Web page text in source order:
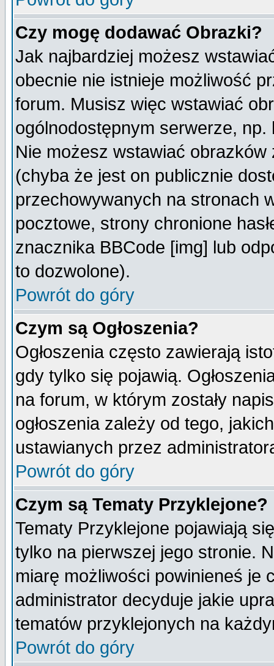
Czy mogę dodawać Obrazki?
Jak najbardziej możesz
obecnie nie istnieje możliwość
forum. Musisz więc wstawiać
ogólnodostępnym serwerze,
Nie możesz wstawiać
(chyba że jest on publicznie
przechowywanych na stronach
pocztowe, strony chronione
znacznika BBCode [img] lub
to dozwolone).
Powrót do góry
Czym są Ogłoszenia?
Ogłoszenia często zawierają
gdy tylko się pojawią.
na forum, w którym zostały
ogłoszenia zależy od tego,
ustawianych przez
Powrót do góry
Czym są Tematy Przyklejone?
Tematy Przyklejone pojawiają
tylko na pierwszej jego stronie.
miarę możliwości powinieneś je
administrator decyduje jakie
tematów przyklejonych na
Powrót do góry